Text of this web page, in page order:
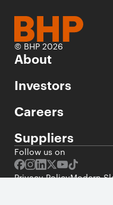
© BHP 2026
About
Investors
Careers
Suppliers
Follow us on
Privacy PolicyModern